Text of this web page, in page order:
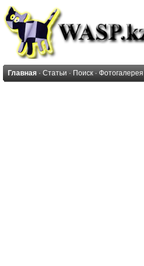
Главная · Статьи · Поиск · Фотогалерея